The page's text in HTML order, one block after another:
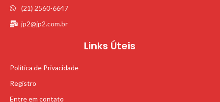
(21) 2560-6647
jp2@jp2.com.br
Links Úteis
Política de Privacidade
Registro
Entre em contato